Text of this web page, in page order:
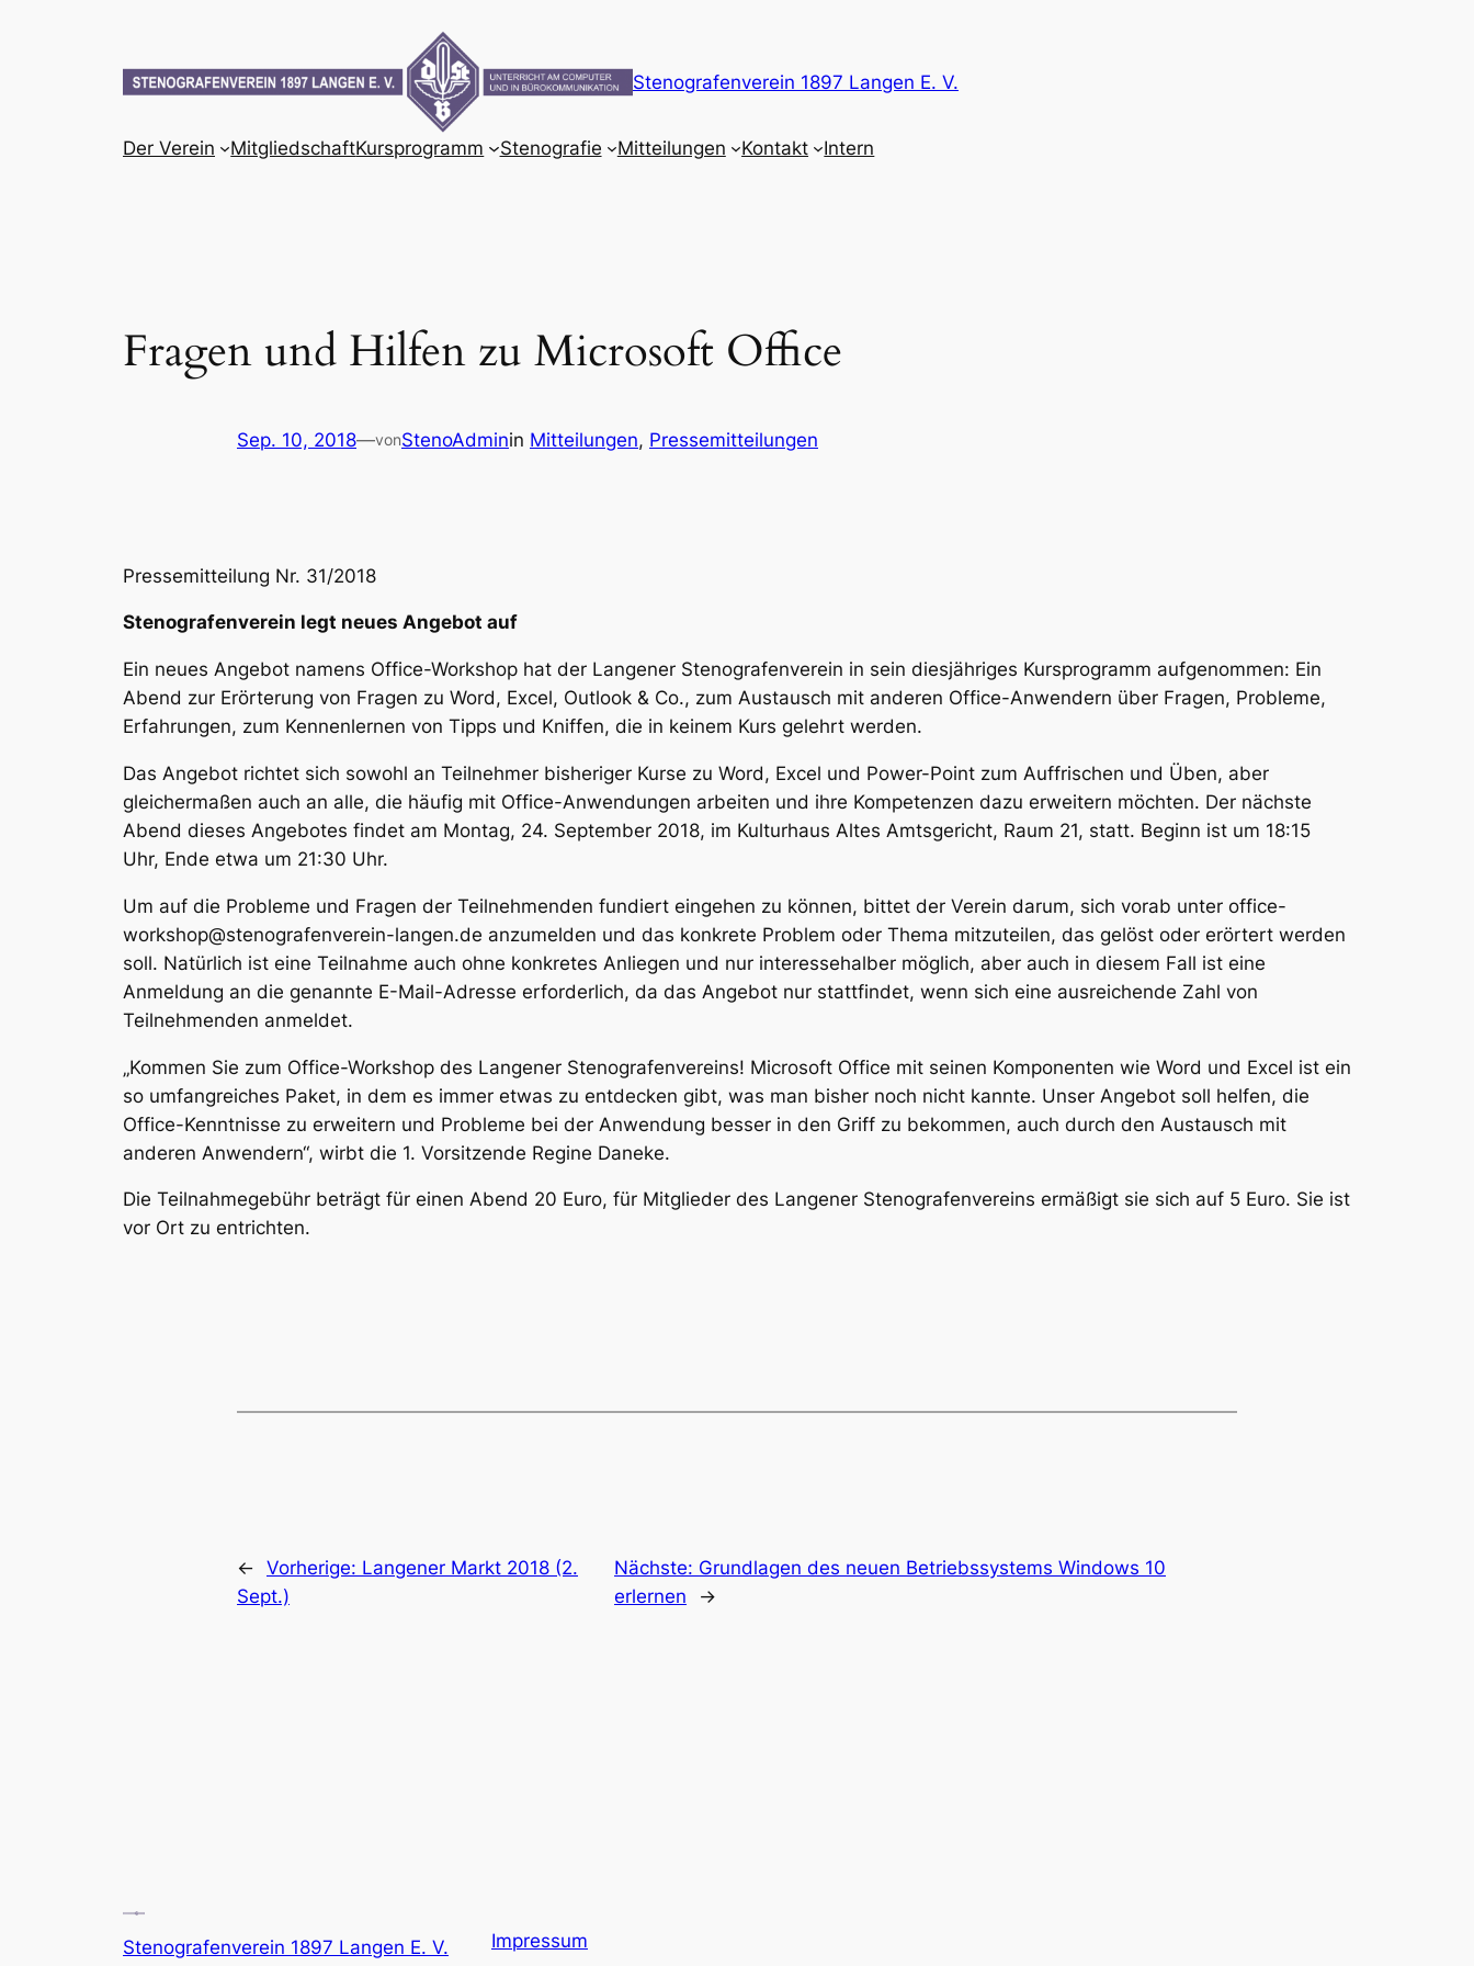
Stenografenverein 1897 Langen E. V.
Der Verein MitgliedschaftKursprogramm Stenografie Mitteilungen Kontakt Intern
Fragen und Hilfen zu Microsoft Office
Sep. 10, 2018—vonStenoAdminin Mitteilungen, Pressemitteilungen
Pressemitteilung Nr. 31/2018
Stenografenverein legt neues Angebot auf
Ein neues Angebot namens Office-Workshop hat der Langener Stenografenverein in sein diesjähriges Kursprogramm aufgenommen: Ein
Abend zur Erörterung von Fragen zu Word, Excel, Outlook & Co., zum Austausch mit anderen Office-Anwendern über Fragen, Probleme,
Erfahrungen, zum Kennenlernen von Tipps und Kniffen, die in keinem Kurs gelehrt werden.
Das Angebot richtet sich sowohl an Teilnehmer bisheriger Kurse zu Word, Excel und Power-Point zum Auffrischen und Üben, aber
gleichermaßen auch an alle, die häufig mit Office-Anwendungen arbeiten und ihre Kompetenzen dazu erweitern möchten. Der nächste
Abend dieses Angebotes findet am Montag, 24. September 2018, im Kulturhaus Altes Amtsgericht, Raum 21, statt. Beginn ist um 18:15
Uhr, Ende etwa um 21:30 Uhr.
Um auf die Probleme und Fragen der Teilnehmenden fundiert eingehen zu können, bittet der Verein darum, sich vorab unter office-
workshop@stenografenverein-langen.de anzumelden und das konkrete Problem oder Thema mitzuteilen, das gelöst oder erörtert werden
soll. Natürlich ist eine Teilnahme auch ohne konkretes Anliegen und nur interessehalber möglich, aber auch in diesem Fall ist eine
Anmeldung an die genannte E-Mail-Adresse erforderlich, da das Angebot nur stattfindet, wenn sich eine ausreichende Zahl von
Teilnehmenden anmeldet.
„Kommen Sie zum Office-Workshop des Langener Stenografenvereins! Microsoft Office mit seinen Komponenten wie Word und Excel ist ein
so umfangreiches Paket, in dem es immer etwas zu entdecken gibt, was man bisher noch nicht kannte. Unser Angebot soll helfen, die
Office-Kenntnisse zu erweitern und Probleme bei der Anwendung besser in den Griff zu bekommen, auch durch den Austausch mit
anderen Anwendern“, wirbt die 1. Vorsitzende Regine Daneke.
Die Teilnahmegebühr beträgt für einen Abend 20 Euro, für Mitglieder des Langener Stenografenvereins ermäßigt sie sich auf 5 Euro. Sie ist
vor Ort zu entrichten.
← Vorherige: Langener Markt 2018 (2.
Sept.)
Nächste: Grundlagen des neuen Betriebssystems Windows 10
erlernen
→
Stenografenverein 1897 Langen E. V. Impressum